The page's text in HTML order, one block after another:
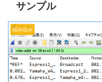
サンプル
組み込み